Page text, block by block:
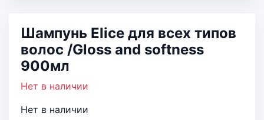
Шампунь Elice для всех типов
волос /Gloss and softness
900мл
Нет в наличии
Нет в наличии